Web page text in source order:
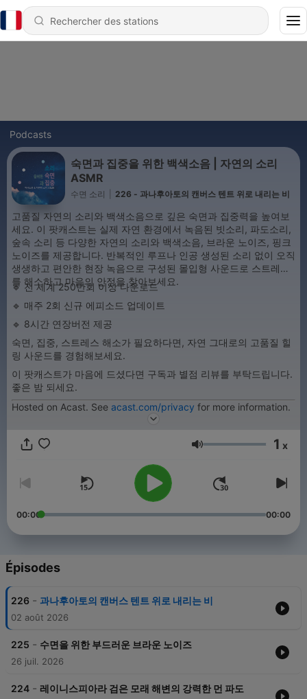
Podcasts
숙면과 집중을 위한 백색소음 | 자연의 소리
ASMR
수면 소리 226 - 과나후아토의 캔버스 텐트 위로 내리는 비
고품질 자연의 소리와 백색소음으로 깊은 숙면과 집중력을 높여보
세요. 이 팟캐스트는 실제 자연 환경에서 녹음된 빗소리, 파도소리,
숲속 소리 등 다양한 자연의 소리와 백색소음, 브라운 노이즈, 핑크
노이즈를 제공합니다. 반복적인 루프나 인공 생성된 소리 없이 오직
생생하고 편안한 현장 녹음으로 구성된 몰입형 사운드로 스트레스
를 해소하고 마음의 안정을 찾아보세요.
🔹 전 세계 250만회 이상 다운로드
🔹 매주 2회 신규 에피소드 업데이트
🔹 8시간 연장버전 제공
숙면, 집중, 스트레스 해소가 필요하다면, 자연 그대로의 고품질 힐
링 사운드를 경험해보세요.
이 팟캐스트가 마음에 드셨다면 구독과 별점 리뷰를 부탁드립니다.
좋은 밤 되세요.
Hosted on Acast. See acast.com/privacy for more information.
Volume 1 x
00:00 00:00
Épisodes
226 - 과나후아토의 캔버스 텐트 위로 내리는 비
02 août 2026
225 - 수면을 위한 부드러운 브라운 노이즈
26 juil. 2026
224 - 레이니스피아라 검은 모래 해변의 강력한 먼 파도